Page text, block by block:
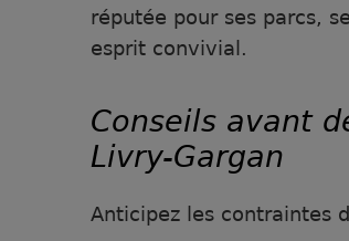
réputée pour ses parcs,
esprit convivial.
Conseils avant
Livry-Gargan
Anticipez les contraintes